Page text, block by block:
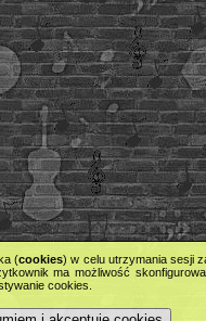
(cookies) w celu utrzymania sesji
ma możliwość
cookies.